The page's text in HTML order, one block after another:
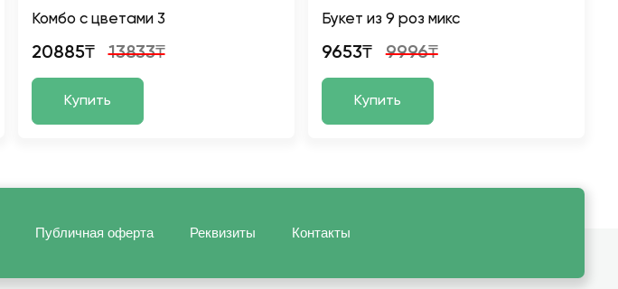
Комбо с цветами 3
20885₸ 13833₸
Купить
Букет из 9 роз микс
9653₸ 9996₸
Купить
Публичная оферта Реквизиты Контакты